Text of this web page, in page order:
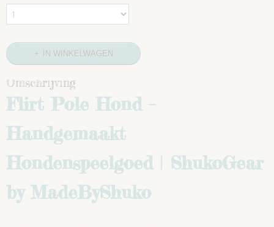
IN WINKELWAGEN
Omschrijving
Flirt Pole Hond –
Handgemaakt
Hondenspeelgoed | ShukoGear
by MadeByShuko